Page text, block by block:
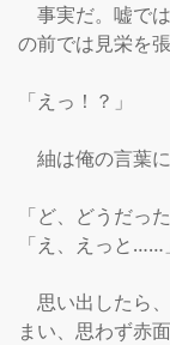
事実だ。嘘で
の前では見栄を
「えっ！？」
紬は俺の言葉
「ど、どうだっ
「え、えっと……
思い出したら
まい、思わず赤